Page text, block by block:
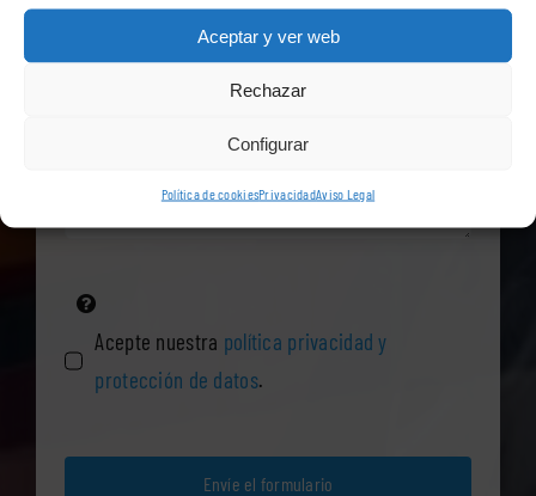
Aceptar y ver web
Rechazar
Configurar
Política de cookiesPrivacidadAviso Legal
Acepte nuestra política privacidad y
protección de datos.
Envíe el formulario